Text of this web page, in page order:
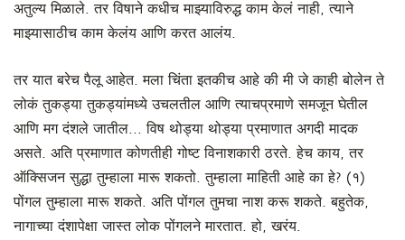
अतुल्य मिळाले. तर विषाने कधीच माझ्याविरुद्ध काम केलं नाही, त्याने
माझ्यासाठीच काम केलंय आणि करत आलंय.
तर यात बरेच पैलू आहेत. मला चिंता इतकीच आहे की मी जे काही बोलेन ते
लोकं तुकड्या तुकड्यांमध्ये उचलतील आणि त्याचप्रमाणे समजून घेतील
आणि मग दंशले जातील... विष थोड्या थोड्या प्रमाणात अगदी मादक
असते. अति प्रमाणात कोणतीही गोष्ट विनाशकारी ठरते. हेच काय, तर
ऑक्सिजन सुद्धा तुम्हाला मारू शकतो. तुम्हाला माहिती आहे का हे? (१)
पोंगल तुम्हाला मारू शकते. अति पोंगल तुमचा नाश करू शकते. बहुतेक,
नागाच्या दंशापेक्षा जास्त लोक पोंगलने मारतात. हो, खरंय.